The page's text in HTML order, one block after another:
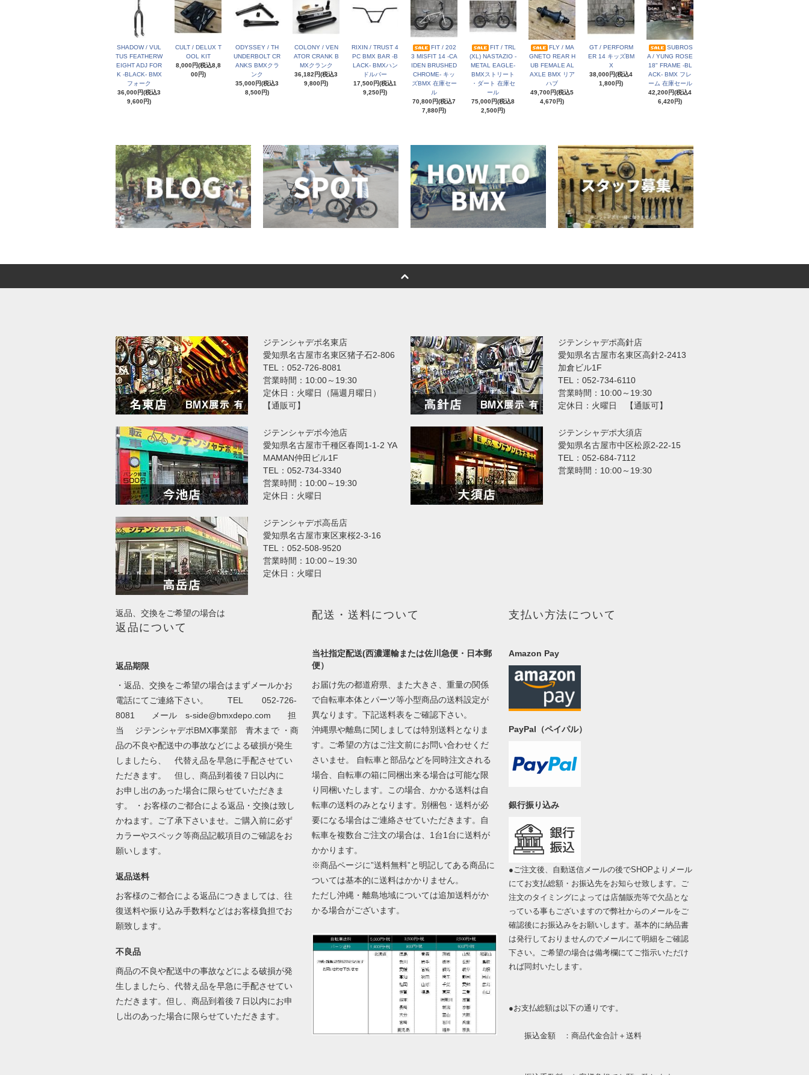
SHADOW / VUL
TUS FEATHERW
EIGHT ADJ FOR
K -BLACK- BMX
フォーク
36,000円(税込3
9,600円)
CULT / DELUX T
OOL KIT
8,000円(税込8,8
00円)
ODYSSEY / TH
UNDERBOLT CR
ANKS BMXクラ
ンク
35,000円(税込3
8,500円)
COLONY / VEN
ATOR CRANK B
MXクランク
36,182円(税込3
9,800円)
RIXIN / TRUST 4
PC BMX BAR -B
LACK- BMXハン
ドルバー
17,500円(税込1
9,250円)
FIT / 202
3 MISFIT 14 -CA
IDEN BRUSHED
CHROME- キッ
ズBMX 在庫セー
ル
70,800円(税込7
7,880円)
FIT / TRL
(XL) NASTAZIO -
METAL EAGLE-
BMXストリート
・ダート 在庫セ
ール
75,000円(税込8
2,500円)
FLY / MA
GNETO REAR H
UB FEMALE AL
AXLE BMX リア
ハブ
49,700円(税込5
4,670円)
GT / PERFORM
ER 14 キッズBM
X
38,000円(税込4
1,800円)
SUBROS
A / YUNG ROSE
18" FRAME -BL
ACK- BMX フレ
ーム 在庫セール
42,200円(税込4
6,420円)
ジテンシャデポ名東店
愛知県名古屋市名東区猪子石2-806
TEL：052-726-8081
営業時間：10:00～19:30
定休日：火曜日（隔週月曜日）
【通販可】
ジテンシャデポ高針店
愛知県名古屋市名東区高針2-2413
加倉ビル1F
TEL：052-734-6110
営業時間：10:00～19:30
定休日：火曜日 【通販可】
ジテンシャデポ今池店
愛知県名古屋市千種区春岡1-1-2 YA
MAMAN仲田ビル1F
TEL：052-734-3340
営業時間：10:00～19:30
定休日：火曜日
ジテンシャデポ大須店
愛知県名古屋市中区松原2-22-15
TEL：052-684-7112
営業時間：10:00～19:30
ジテンシャデポ高岳店
愛知県名古屋市東区東桜2-3-16
TEL：052-508-9520
営業時間：10:00～19:30
定休日：火曜日
返品、交換をご希望の場合は
返品について
返品期限
・返品、交換をご希望の場合はまずメールかお
電話にてご連絡下さい。 TEL 052-726-
8081 メール s-side@bmxdepo.com 担
当 ジテンシャデポBMX事業部 青木まで ・商
品の不良や配送中の事故などによる破損が発生
しましたら、 代替え品を早急に手配させてい
ただきます。 但し、商品到着後７日以内に
お申し出のあった場合に限らせていただきま
す。 ・お客様のご都合による返品・交換は致し
かねます。ご了承下さいませ。ご購入前に必ず
カラーやスペック等商品記載項目のご確認をお
願いします。
返品送料
お客様のご都合による返品につきましては、往
復送料や振り込み手数料などはお客様負担でお
願致します。
不良品
商品の不良や配送中の事故などによる破損が発
生しましたら、代替え品を早急に手配させてい
ただきます。但し、商品到着後７日以内にお申
し出のあった場合に限らせていただきます。
配送・送料について
当社指定配送(西濃運輸または佐川急便・日本郵
便）
お届け先の都道府県、また大きさ、重量の関係
で自転車本体とパーツ等小型商品の送料設定が
異なります。下記送料表をご確認下さい。
沖縄県や離島に関しましては特別送料となりま
す。ご希望の方はご注文前にお問い合わせくだ
さいませ。 自転車と部品などを同時注文される
場合、自転車の箱に同梱出来る場合は可能な限
り同梱いたします。この場合、かかる送料は自
転車の送料のみとなります。別梱包・送料が必
要になる場合はご連絡させていただきます。自
転車を複数台ご注文の場合は、1台1台に送料が
かかります。
※商品ページに”送料無料”と明記してある商品に
ついては基本的に送料はかかりません。
ただし沖縄・離島地域については追加送料がか
かる場合がございます。
支払い方法について
Amazon Pay
PayPal（ペイパル）
銀行振り込み
●ご注文後、自動送信メールの後でSHOPよりメール
にてお支払総額・お振込先をお知らせ致します。ご
注文のタイミングによっては店舗販売等で欠品とな
っている事もございますので弊社からのメールをご
確認後にお振込みをお願いします。基本的に納品書
は発行しておりませんのでメールにて明細をご確認
下さい。ご希望の場合は備考欄にてご指示いただけ
れば同封いたします。
●お支払総額は以下の通りです。
振込金額 ：商品代金合計＋送料